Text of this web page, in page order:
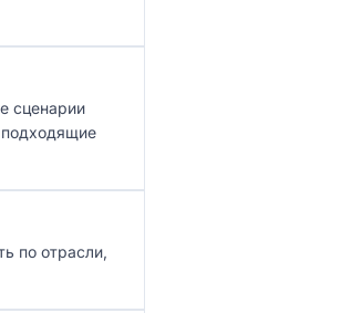
сценарии
подходящие
по отрасли,